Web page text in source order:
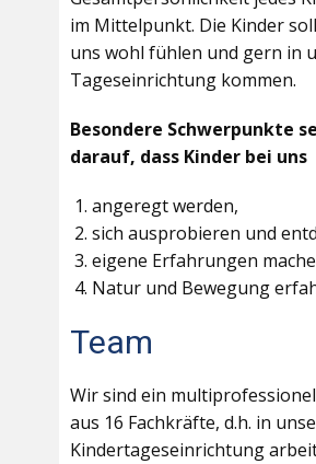
im Mittelpunkt. Die Kinder
uns wohl fühlen und gern in
Tageseinrichtung kommen.
Besondere Schwerpunkte
darauf, dass Kinder bei uns
angeregt werden,
sich ausprobieren und
eigene Erfahrungen
Natur und Bewegung
Team
Wir sind ein
aus 16 Fachkräfte, d.h. in
Kindertageseinrichtung